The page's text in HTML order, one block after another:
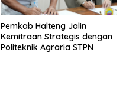
Pemkab Halteng Jalin
Kemitraan Strategis dengan
Politeknik Agraria STPN